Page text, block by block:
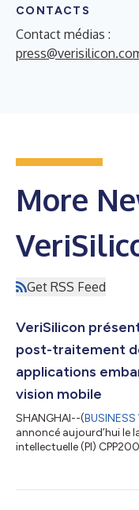
CONTACTS
Contact médias :
More
Get RSS Feed
VeriSilicon
post-traitement
applications
vision mobile
SHANGHAI--(BUSINESS
annoncé aujourd’hui le
intellectuelle (PI)
avec des capacités